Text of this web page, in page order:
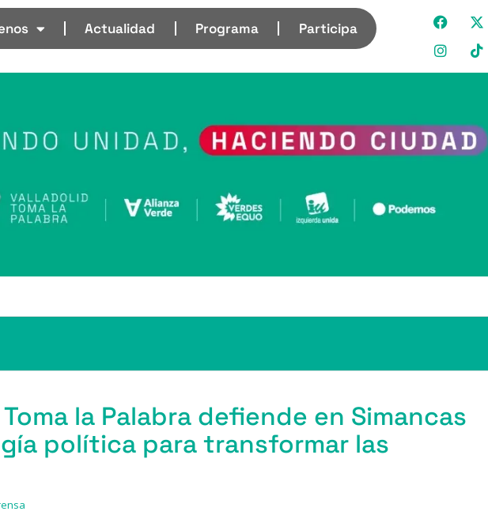
Actualidad Programa Participa
la Palabra defiende en Simancas
política para transformar las